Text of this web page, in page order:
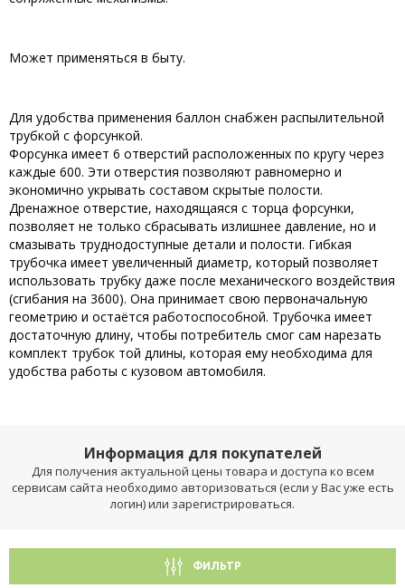
Может применяться в быту.
Для удобства применения баллон снабжен распылительной
трубкой с форсункой.
Форсунка имеет 6 отверстий расположенных по кругу через
каждые 600. Эти отверстия позволяют равномерно и
экономично укрывать составом скрытые полости.
Дренажное отверстие, находящаяся с торца форсунки,
позволяет не только сбрасывать излишнее давление, но и
смазывать труднодоступные детали и полости. Гибкая
трубочка имеет увеличенный диаметр, который позволяет
использовать трубку даже после механического воздействия
(сгибания на 3600). Она принимает свою первоначальную
геометрию и остаётся работоспособной. Трубочка имеет
достаточную длину, чтобы потребитель смог сам нарезать
комплект трубок той длины, которая ему необходима для
удобства работы с кузовом автомобиля.
Информация для покупателей
Для получения актуальной цены товара и доступа ко всем
сервисам сайта необходимо авторизоваться (если у Вас уже есть
логин) или зарегистрироваться.
ФИЛЬТР